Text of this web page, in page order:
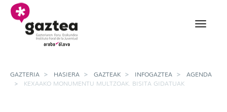
Eduki nagusira joan
Kexaako monumentu
GAZTERIA HASIERA GAZTEAK INFOGAZTEA
AGENDA
KEXAAKO MONUMENTU MULTZOAK. BISITA GIDATUAK